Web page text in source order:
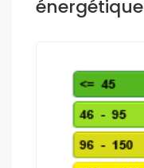
énergétique